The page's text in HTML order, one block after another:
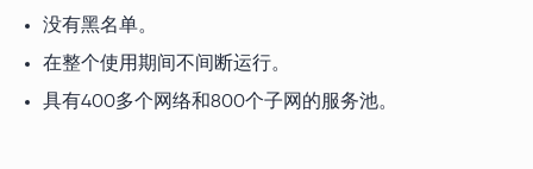
没有黑名单。
在整个使用期间不间断运行。
具有400多个网络和800个子网的服务池。